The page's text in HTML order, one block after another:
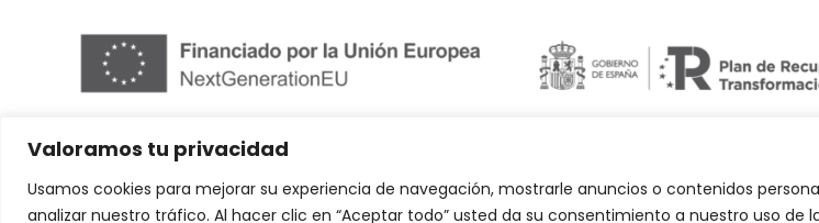
Valoramos tu privacidad
Usamos cookies para mejorar su experiencia de navegación, mostrarle anuncios o contenidos
analizar nuestro tráfico. Al hacer clic en “Aceptar todo” usted da su consentimiento a nuestro uso de
Abuelo Actual © 2023. Todos los